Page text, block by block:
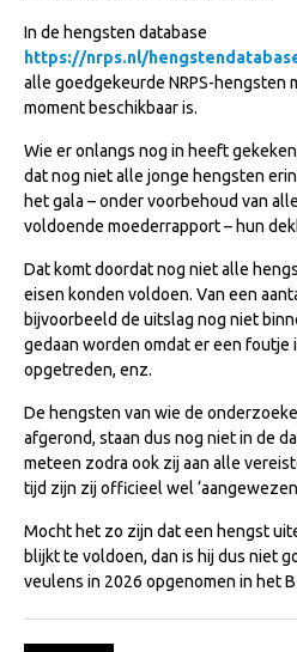
Algemeen
Paardenpaspoort aanvragen
Import registratie
Veulenregistratie
I&R Registratie
Informatie overschrijven
Formulier overschrijven op
Animal Health Regulation
Marktplaats
Tarievenlijst
Veel gestelde vragen
Webshop
Evenementen
In de hengsten database
https://nrps.nl/
alle goedgekeurde NRPS-hengsten
moment beschikbaar is.
Wie er onlangs nog in heeft
dat nog niet alle jonge hengsten
het gala – onder voorbehoud van
voldoende moederrapport – hun
Dat komt doordat nog niet alle
eisen konden voldoen. Van een
bijvoorbeeld de uitslag nog niet
gedaan worden omdat er een foutje
opgetreden, enz.
De hengsten van wie de
afgerond, staan dus nog niet in de
meteen zodra ook zij aan alle
tijd zijn zij officieel wel
Mocht het zo zijn dat een hengst
blijkt te voldoen, dan is hij dus niet
veulens in 2026 opgenomen in het